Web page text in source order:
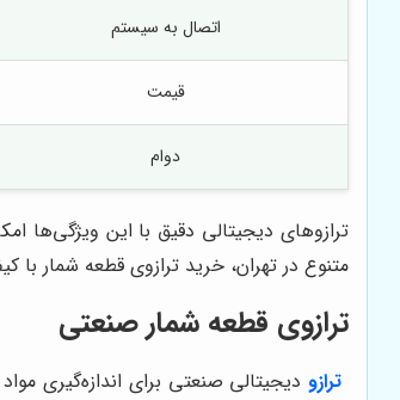
اتصال به سیستم
قیمت
دوام
ترازوهای دیجیتالی دقیق با این ویژگی‌ها
متنوع در تهران، خرید ترازوی قطعه شمار با
ترازوی قطعه شمار صنعتی
ترازو دیجیتالی صنعتی برای اندازه‌گیری